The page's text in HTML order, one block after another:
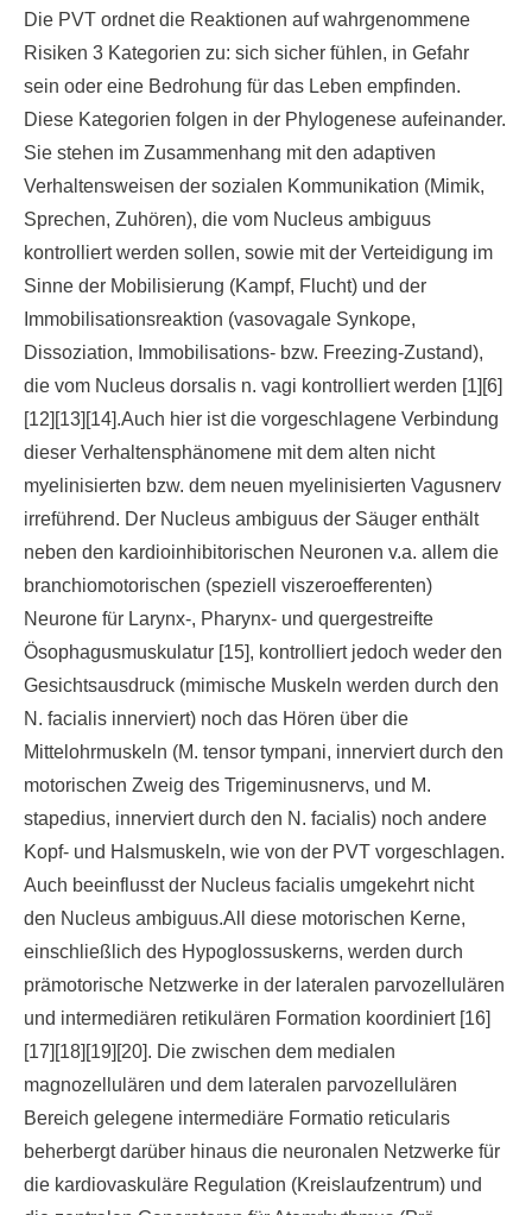
Die PVT ordnet die Reaktionen auf wahrgenommene
Risiken 3 Kategorien zu: sich sicher fühlen, in Gefahr
sein oder eine Bedrohung für das Leben empfinden.
Diese Kategorien folgen in der Phylogenese aufeinander.
Sie stehen im Zusammenhang mit den adaptiven
Verhaltensweisen der sozialen Kommunikation (Mimik,
Sprechen, Zuhören), die vom Nucleus ambiguus
kontrolliert werden sollen, sowie mit der Verteidigung im
Sinne der Mobilisierung (Kampf, Flucht) und der
Immobilisationsreaktion (vasovagale Synkope,
Dissoziation, Immobilisations- bzw. Freezing-Zustand),
die vom Nucleus dorsalis n. vagi kontrolliert werden [1][6]
[12][13][14].Auch hier ist die vorgeschlagene Verbindung
dieser Verhaltensphänomene mit dem alten nicht
myelinisierten bzw. dem neuen myelinisierten Vagusnerv
irreführend. Der Nucleus ambiguus der Säuger enthält
neben den kardioinhibitorischen Neuronen v.a. allem die
branchiomotorischen (speziell viszeroefferenten)
Neurone für Larynx-, Pharynx- und quergestreifte
Ösophagusmuskulatur [15], kontrolliert jedoch weder den
Gesichtsausdruck (mimische Muskeln werden durch den
N. facialis innerviert) noch das Hören über die
Mittelohrmuskeln (M. tensor tympani, innerviert durch den
motorischen Zweig des Trigeminusnervs, und M.
stapedius, innerviert durch den N. facialis) noch andere
Kopf- und Halsmuskeln, wie von der PVT vorgeschlagen.
Auch beeinflusst der Nucleus facialis umgekehrt nicht
den Nucleus ambiguus.All diese motorischen Kerne,
einschließlich des Hypoglossuskerns, werden durch
prämotorische Netzwerke in der lateralen parvozellulären
und intermediären retikulären Formation koordiniert [16]
[17][18][19][20]. Die zwischen dem medialen
magnozellulären und dem lateralen parvozellulären
Bereich gelegene intermediäre Formatio reticularis
beherbergt darüber hinaus die neuronalen Netzwerke für
die kardiovaskuläre Regulation (Kreislaufzentrum) und